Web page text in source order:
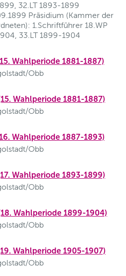
32.LT 1893-1899
Präsidium (Kammer der
1.Schriftführer 18.WP
33.LT 1899-1904
Wahlperiode 1881-1887)
Obb
Wahlperiode 1881-1887)
Obb
Wahlperiode 1887-1893)
Obb
Wahlperiode 1893-1899)
Obb
Wahlperiode 1899-1904)
Obb
Wahlperiode 1905-1907)
Obb